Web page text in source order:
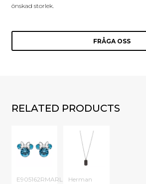
önskad storlek.
FRÅGA OSS
RELATED PRODUCTS
E905162RMARL
Herman